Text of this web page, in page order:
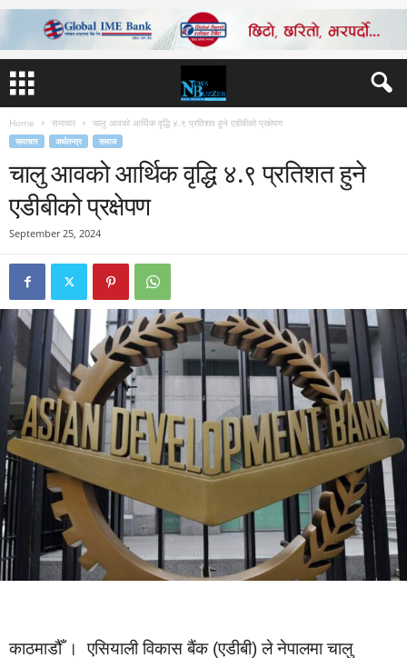
Home समाचार चालु आवको आर्थिक वृद्धि ४.९ प्रतिशत हुने एडीबीको प्रक्षेपण
समाचार अर्थतन्त्र समाज
चालु आवको आर्थिक वृद्धि ४.९ प्रतिशत हुने
एडीबीको प्रक्षेपण
September 25, 2024
काठमाडौँ । एसियाली विकास बैंक (एडीबी) ले नेपालमा चालु